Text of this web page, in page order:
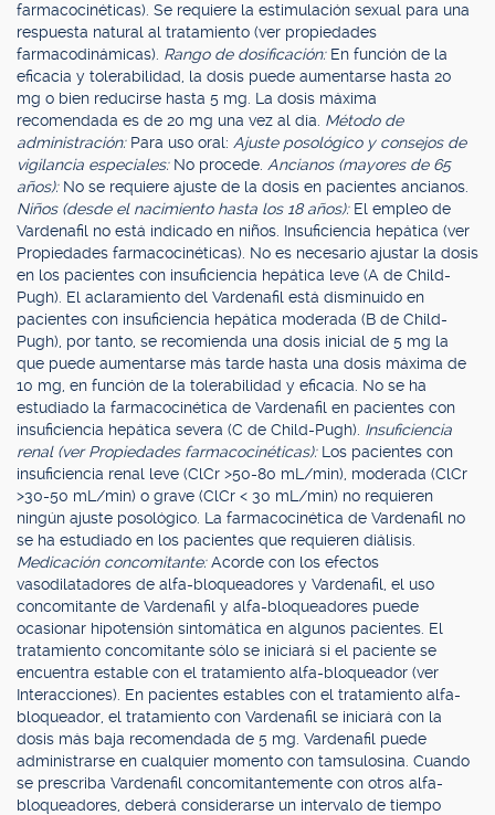
farmacocinéticas). Se requiere la estimulación sexual para una
respuesta natural al tratamiento (ver propiedades
farmacodinámicas). Rango de dosificación: En función de la
eficacia y tolerabilidad, la dosis puede aumentarse hasta 20
mg o bien reducirse hasta 5 mg. La dosis máxima
recomendada es de 20 mg una vez al día. Método de
administración: Para uso oral: Ajuste posológico y consejos de
vigilancia especiales: No procede. Ancianos (mayores de 65
años): No se requiere ajuste de la dosis en pacientes ancianos.
Niños (desde el nacimiento hasta los 18 años): El empleo de
Vardenafil no está indicado en niños. Insuficiencia hepática (ver
Propiedades farmacocinéticas). No es necesario ajustar la dosis
en los pacientes con insuficiencia hepática leve (A de Child-
Pugh). El aclaramiento del Vardenafil está disminuido en
pacientes con insuficiencia hepática moderada (B de Child-
Pugh), por tanto, se recomienda una dosis inicial de 5 mg la
que puede aumentarse más tarde hasta una dosis máxima de
10 mg, en función de la tolerabilidad y eficacia. No se ha
estudiado la farmacocinética de Vardenafil en pacientes con
insuficiencia hepática severa (C de Child-Pugh). Insuficiencia
renal (ver Propiedades farmacocinéticas): Los pacientes con
insuficiencia renal leve (ClCr >50-80 mL/min), moderada (ClCr
>30-50 mL/min) o grave (ClCr < 30 mL/min) no requieren
ningún ajuste posológico. La farmacocinética de Vardenafil no
se ha estudiado en los pacientes que requieren diálisis.
Medicación concomitante:Acorde con los efectos
vasodilatadores de alfa-bloqueadores y Vardenafil, el uso
concomitante de Vardenafil y alfa-bloqueadores puede
ocasionar hipotensión sintomática en algunos pacientes. El
tratamiento concomitante sólo se iniciará si el paciente se
encuentra estable con el tratamiento alfa-bloqueador (ver
Interacciones). En pacientes estables con el tratamiento alfa-
bloqueador, el tratamiento con Vardenafil se iniciará con la
dosis más baja recomendada de 5 mg. Vardenafil puede
administrarse en cualquier momento con tamsulosina. Cuando
se prescriba Vardenafil concomitantemente con otros alfa-
bloqueadores, deberá considerarse un intervalo de tiempo